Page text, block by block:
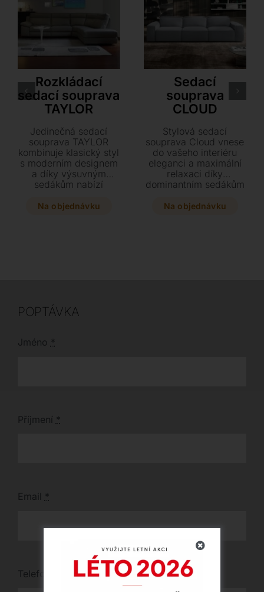
Rozkládací
sedací souprava
TAYLOR
Jedinečná sedací
souprava TAYLOR
kombinuje klasický styl
s moderním designem
a díky výsuvným
sedákům nabízí
odpočinek i spánek. Je
Na objednávku
Sedací
souprava
CLOUD
Stylová sedací
souprava Cloud vnese
do vašeho interiéru
eleganci a maximální
relaxaci díky
dominantním sedákům
Tato variabilní pohovka
Na objednávku
POPTÁVKA
Jméno *
Příjmení *
Email *
Telefon